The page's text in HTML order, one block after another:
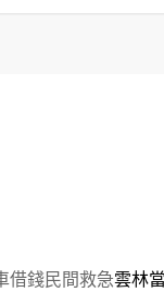
借錢民間救急雲林